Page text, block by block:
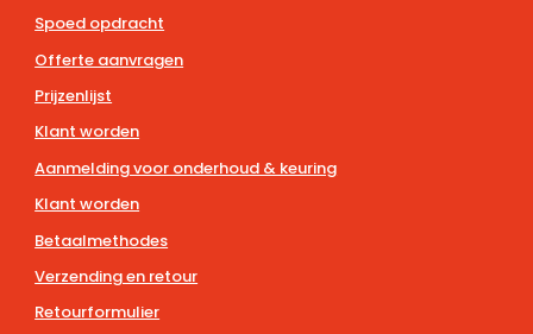
Spoed opdracht
Offerte aanvragen
Prijzenlijst
Klant worden
Aanmelding voor onderhoud & keuring
Klant worden
Betaalmethodes
Verzending en retour
Retourformulier